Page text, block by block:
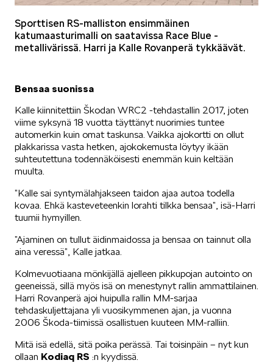
MEIDÄN ŠKODAMME
ŠKODA PALVELEE
VASTUULLISUUS
ŠKODA 130 VUOTTA
Sporttisen RS-malliston ensimmäinen
katumaasturimalli on saatavissa Race Blue -
metallivärissä. Harri ja Kalle Rovanperä tykkäävät.
Bensaa suonissa
Kalle kiinnitettiin Škodan WRC2 -tehdastallin 2017, joten
viime syksynä 18 vuotta täyttänyt nuorimies tuntee
automerkin kuin omat taskunsa. Vaikka ajokortti on ollut
plakkarissa vasta hetken, ajokokemusta löytyy ikään
suhteutettuna todennäköisesti enemmän kuin keltään
muulta.
”Kalle sai syntymälahjakseen taidon ajaa autoa todella
kovaa. Ehkä kasteveteenkin lorahti tilkka bensaa”, isä-Harri
tuumii hymyillen.
”Ajaminen on tullut äidinmaidossa ja bensaa on tainnut olla
aina veressä”, Kalle jatkaa.
Kolmevuotiaana mönkijällä ajelleen pikkupojan autointo on
geeneissä, sillä myös isä on menestynyt rallin ammattilainen.
Harri Rovanperä ajoi huipulla rallin MM-sarjaa
tehdaskuljettajana yli vuosikymmenen ajan, ja vuonna
2006 Škoda-tiimissä osallistuen kuuteen MM-ralliin.
Mitä isä edellä, sitä poika perässä. Tai toisinpäin – nyt kun
ollaan Kodiaq RS :n kyydissä.